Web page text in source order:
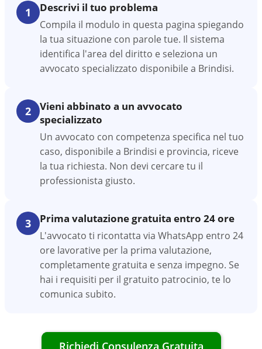
1 Descrivi il tuo problema
Compila il modulo in questa pagina spiegando
la tua situazione con parole tue. Il sistema
identifica l'area del diritto e seleziona un
avvocato specializzato disponibile a Brindisi.
2
Vieni abbinato a un avvocato
specializzato
Un avvocato con competenza specifica nel tuo
caso, disponibile a Brindisi e provincia, riceve
la tua richiesta. Non devi cercare tu il
professionista giusto.
3 Prima valutazione gratuita entro 24 ore
L'avvocato ti ricontatta via WhatsApp entro 24
ore lavorative per la prima valutazione,
completamente gratuita e senza impegno. Se
hai i requisiti per il gratuito patrocinio, te lo
comunica subito.
Richiedi Consulenza Gratuita